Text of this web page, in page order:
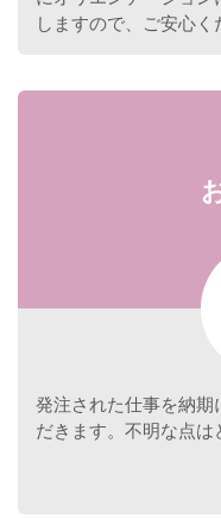
しますので、ご安心く
発注された仕事を納期
だきます。不明な点は